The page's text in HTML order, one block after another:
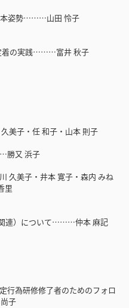
本姿勢………山田 怜子
着の実践………富井 秋子
美子・任 和子・山本 則子
勝又 浜子
久美子・井本 寛子・森内 みね
里
連）について………仲本 麻記
行為研修修了者のためのフォロ
子